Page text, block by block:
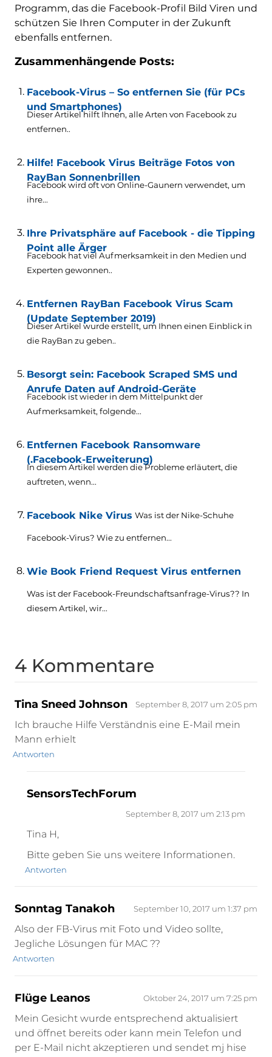
Programm, das die Facebook-Profil Bild Viren und
schützen Sie Ihren Computer in der Zukunft
ebenfalls entfernen.
Zusammenhängende Posts:
Facebook-Virus – So entfernen Sie (für PCs
und Smartphones)
Dieser Artikel hilft Ihnen, alle Arten von Facebook zu
entfernen..
Hilfe! Facebook Virus Beiträge Fotos von
RayBan Sonnenbrillen
Facebook wird oft von Online-Gaunern verwendet, um
ihre...
Ihre Privatsphäre auf Facebook - die Tipping
Point alle Ärger
Facebook hat viel Aufmerksamkeit in den Medien und
Experten gewonnen..
Entfernen RayBan Facebook Virus Scam
(Update September 2019)
Dieser Artikel wurde erstellt, um Ihnen einen Einblick in
die RayBan zu geben..
Besorgt sein: Facebook Scraped SMS und
Anrufe Daten auf Android-Geräte
Facebook ist wieder in dem Mittelpunkt der
Aufmerksamkeit, folgende...
Entfernen Facebook Ransomware
(.Facebook-Erweiterung)
In diesem Artikel werden die Probleme erläutert, die
auftreten, wenn...
Facebook Nike Virus Was ist der Nike-Schuhe
Facebook-Virus? Wie zu entfernen...
Wie Book Friend Request Virus entfernen
Was ist der Facebook-Freundschaftsanfrage-Virus?? In
diesem Artikel, wir...
4 Kommentare
Tina Sneed Johnson September 8, 2017 um 2:05 pm
Ich brauche Hilfe Verständnis eine E-Mail mein
Mann erhielt
Antworten
SensorsTechForum
September 8, 2017 um 2:13 pm
Tina H,
Bitte geben Sie uns weitere Informationen.
Antworten
Sonntag Tanakoh September 10, 2017 um 1:37 pm
Also der FB-Virus mit Foto und Video sollte,
Jegliche Lösungen für MAC ??
Antworten
Flüge Leanos Oktober 24, 2017 um 7:25 pm
Mein Gesicht wurde entsprechend aktualisiert
und öffnet bereits oder kann mein Telefon und
per E-Mail nicht akzeptieren und sendet mj hise